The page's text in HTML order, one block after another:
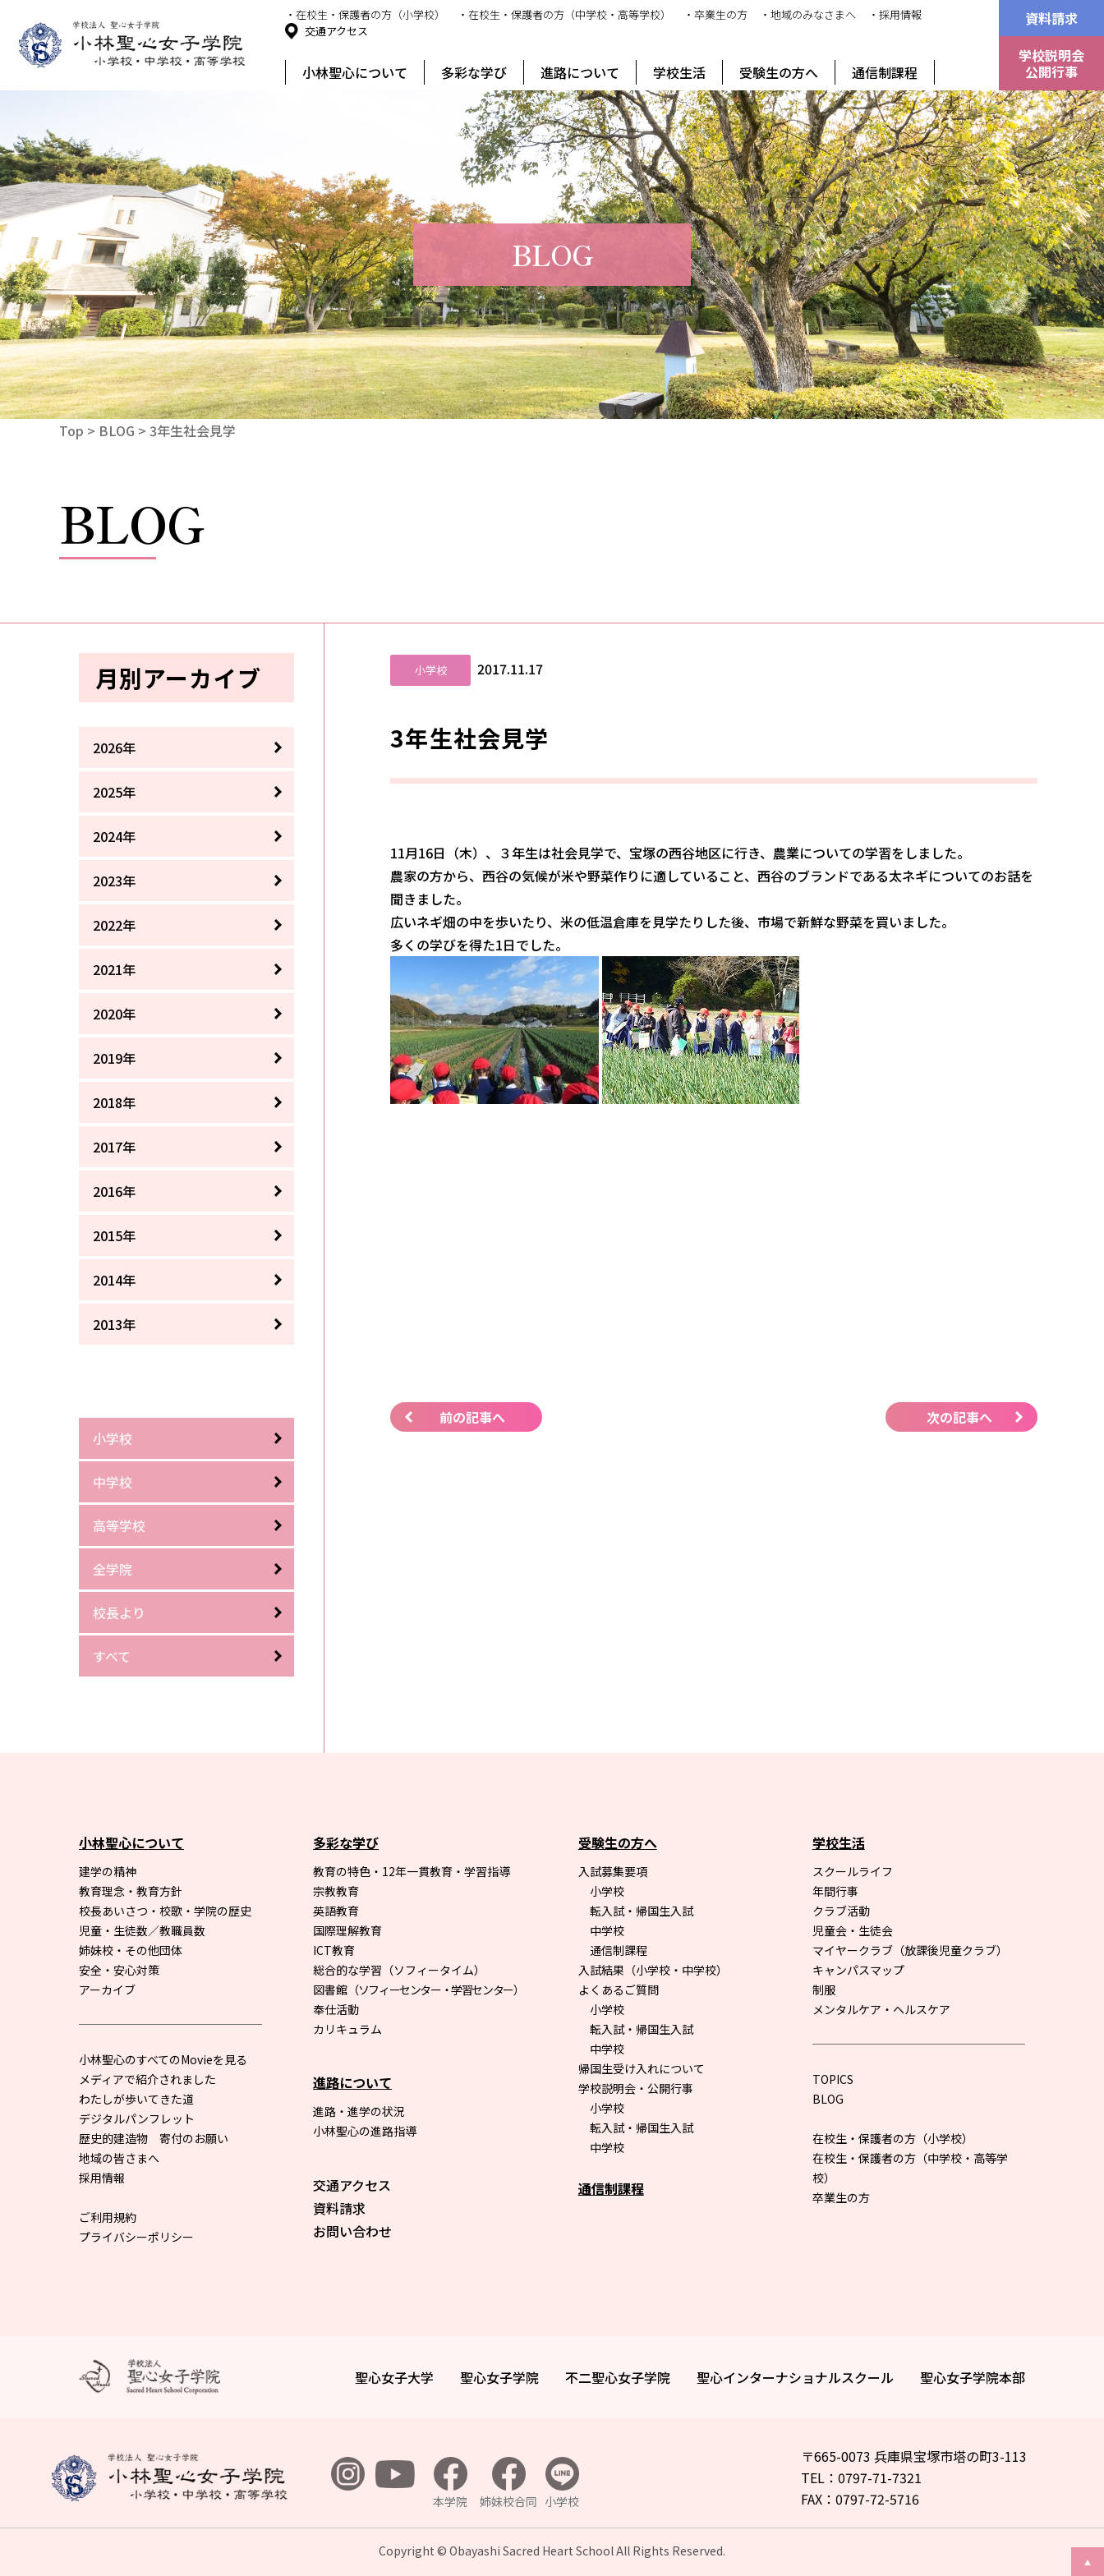
・在校生・保護者の方（小学校） ・在校生・保護者の方（中学校・高等学校） ・卒業生の方 ・地域のみなさまへ
・採用情報
交通アクセス
小林聖心について 多彩な学び 進路について 学校生活 受験生の方へ 通信制課程
資料請求
学校説明会
公開行事
BLOG
Top > BLOG > 3年生社会見学
BLOG
小学校 2017.11.17
3年生社会見学
11月16日（木）、３年生は社会見学で、宝塚の西谷地区に行き、農業についての学習をしました。
農家の方から、西谷の気候が米や野菜作りに適していること、西谷のブランドである太ネギについてのお話を
聞きました。
広いネギ畑の中を歩いたり、米の低温倉庫を見学たりした後、市場で新鮮な野菜を買いました。
多くの学びを得た1日でした。
前の記事へ 次の記事へ
月別アーカイブ
2026年
2025年
2024年
2023年
2022年
2021年
2020年
2019年
2018年
2017年
2016年
2015年
2014年
2013年
小学校
中学校
高等学校
全学院
校長より
すべて
小林聖心について
建学の精神
教育理念・教育方針
校長あいさつ・校歌・学院の歴史
児童・生徒数／教職員数
姉妹校・その他団体
安全・安心対策
アーカイブ
小林聖心のすべてのMovieを見る
メディアで紹介されました
わたしが歩いてきた道
デジタルパンフレット
歴史的建造物 寄付のお願い
地域の皆さまへ
採用情報
ご利用規約
プライバシーポリシー
多彩な学び
教育の特色・12年一貫教育・学習指導
宗教教育
英語教育
国際理解教育
ICT教育
総合的な学習（ソフィータイム）
図書館 （ソフィーセンター・学習センター）
奉仕活動
カリキュラム
進路について
進路・進学の状況
小林聖心の進路指導
交通アクセス
資料請求
お問い合わせ
受験生の方へ
入試募集要項
小学校
転入試・帰国生入試
中学校
通信制課程
入試結果（小学校・中学校）
よくあるご質問
小学校
転入試・帰国生入試
中学校
帰国生受け入れについて
学校説明会・公開行事
小学校
転入試・帰国生入試
中学校
通信制課程
学校生活
スクールライフ
年間行事
クラブ活動
児童会・生徒会
マイヤークラブ（放課後児童クラブ）
キャンパスマップ
制服
メンタルケア・ヘルスケア
TOPICS
BLOG
在校生・保護者の方（小学校）
在校生・保護者の方（中学校・高等学
校）
卒業生の方
聖心女子大学 聖心女子学院 不二聖心女子学院 聖心インターナショナルスクール 聖心女子学院本部
本学院 姉妹校合同 小学校
〒665-0073 兵庫県宝塚市塔の町3-113
TEL：0797-71-7321
FAX：0797-72-5716
Copyright © Obayashi Sacred Heart School All Rights Reserved.